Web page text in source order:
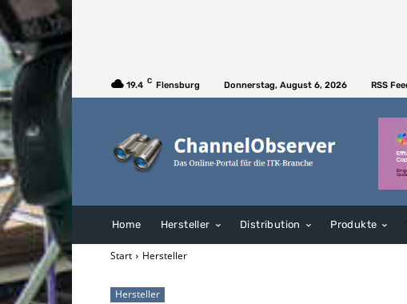
19.4 C Flensburg Donnerstag, August 6, 2026 RSS
Home Hersteller Distribution Produkte
Start Hersteller
Hersteller